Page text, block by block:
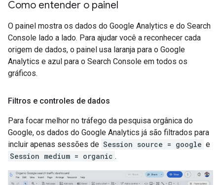
Como entender o painel
O painel mostra os dados do Google Analytics e do Search
Console lado a lado. Para ajudar você a reconhecer cada
origem de dados, o painel usa laranja para o Google
Analytics e azul para o Search Console em todos os
gráficos.
Filtros e controles de dados
Para focar melhor no tráfego da pesquisa orgânica do
Google, os dados do Google Analytics já são filtrados para
incluir apenas sessões de Session source = google e
Session medium = organic .